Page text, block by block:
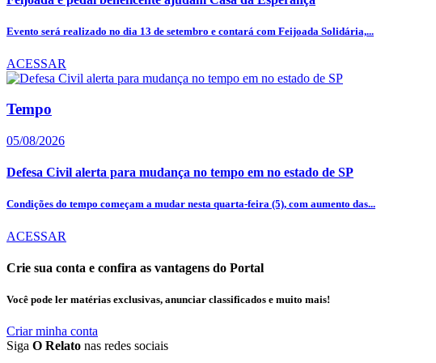
Evento será realizado no dia 13 de setembro e contará com Feijoada Solidária,...
ACESSAR
Tempo
05/08/2026
Defesa Civil alerta para mudança no tempo em no estado de SP
Condições do tempo começam a mudar nesta quarta-feira (5), com aumento das...
ACESSAR
Crie sua conta e confira as vantagens do Portal
Você pode ler matérias exclusivas, anunciar classificados e muito mais!
Criar minha conta
Siga O Relato nas redes sociais